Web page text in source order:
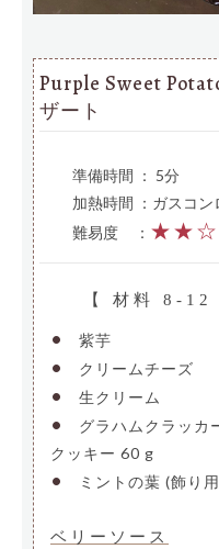
Purple Sweet
ザート
準備時間 ： 5分
加熱時間 ：ガスコ
難易度
： ★★☆
【 材料 8-12
• 紫芋
• クリームチーズ
• 生クリーム
•
グラハムクラッカ
クッキー 60 g
• ミントの葉 (飾り
ベリーソース